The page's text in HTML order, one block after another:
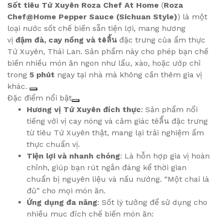
Sốt tiêu Tứ Xuyên Roza Chef At Home (Roza
Chef@Home Pepper Sauce (Sichuan Style)) là một
loại nước sốt chế biến sẵn tiện lợi, mang hương
vị đậm đà, cay nồng và têลิ้นđặc trưng của ẩm thực
Tứ Xuyên, Thái Lan. Sản phẩm này cho phép bạn chế
biến nhiều món ăn ngon như lẩu, xào, hoặc ướp chỉ
trong 5 phút ngay tại nhà mà không cần thêm gia vị
khác.
Đặc điểm nổi bật
Hương vị Tứ Xuyên đích thực: Sản phẩm nổi
tiếng với vị cay nóng và cảm giác têลิ้น đặc trưng
từ tiêu Tứ Xuyên thật, mang lại trải nghiệm ẩm
thực chuẩn vị.
Tiện lợi và nhanh chóng: Là hỗn hợp gia vị hoàn
chỉnh, giúp bạn rút ngắn đáng kể thời gian
chuẩn bị nguyên liệu và nấu nướng. “Một chai là
đủ” cho mọi món ăn.
Ứng dụng đa năng: Sốt lý tưởng để sử dụng cho
nhiều mục đích chế biến món ăn: